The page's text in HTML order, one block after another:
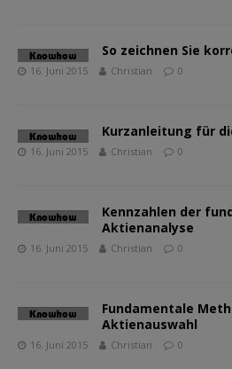
So zeichnen Sie
16. Juni 2015 Christian 0
Kurzanleitung für
16. Juni 2015 Christian 0
Kennzahlen der
Aktienanalyse
16. Juni 2015 Christian 0
Fundamentale
Aktienauswahl
16. Juni 2015 Christian 0